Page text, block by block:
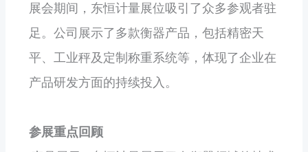
展会期间，东恒计量展位吸引了众多参观者驻
足。公司展示了多款衡器产品，包括精密天
平、工业秤及定制称重系统等，体现了企业在
产品研发方面的持续投入。
参展重点回顾